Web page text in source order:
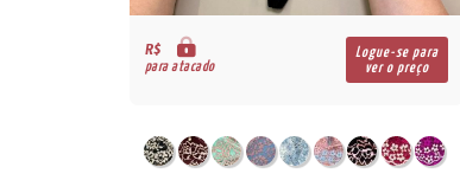
R$
para atacado
Logue-se para
ver o preço